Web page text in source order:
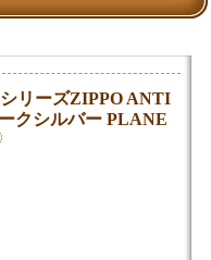
リーズZIPPO ANTI
クシルバー PLANE